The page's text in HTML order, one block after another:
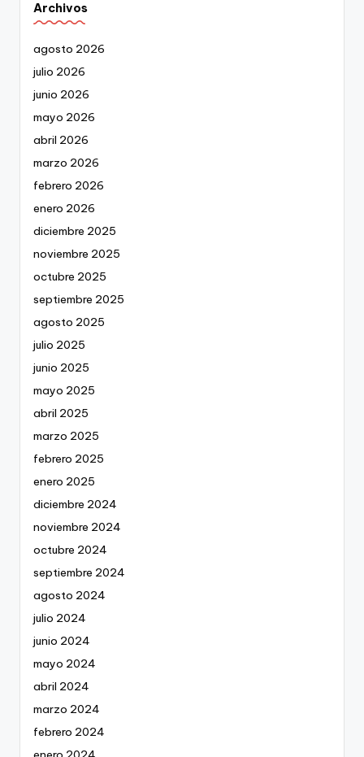
Archivos
agosto 2026
julio 2026
junio 2026
mayo 2026
abril 2026
marzo 2026
febrero 2026
enero 2026
diciembre 2025
noviembre 2025
octubre 2025
septiembre 2025
agosto 2025
julio 2025
junio 2025
mayo 2025
abril 2025
marzo 2025
febrero 2025
enero 2025
diciembre 2024
noviembre 2024
octubre 2024
septiembre 2024
agosto 2024
julio 2024
junio 2024
mayo 2024
abril 2024
marzo 2024
febrero 2024